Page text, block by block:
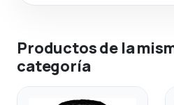
Productos de la
categoría